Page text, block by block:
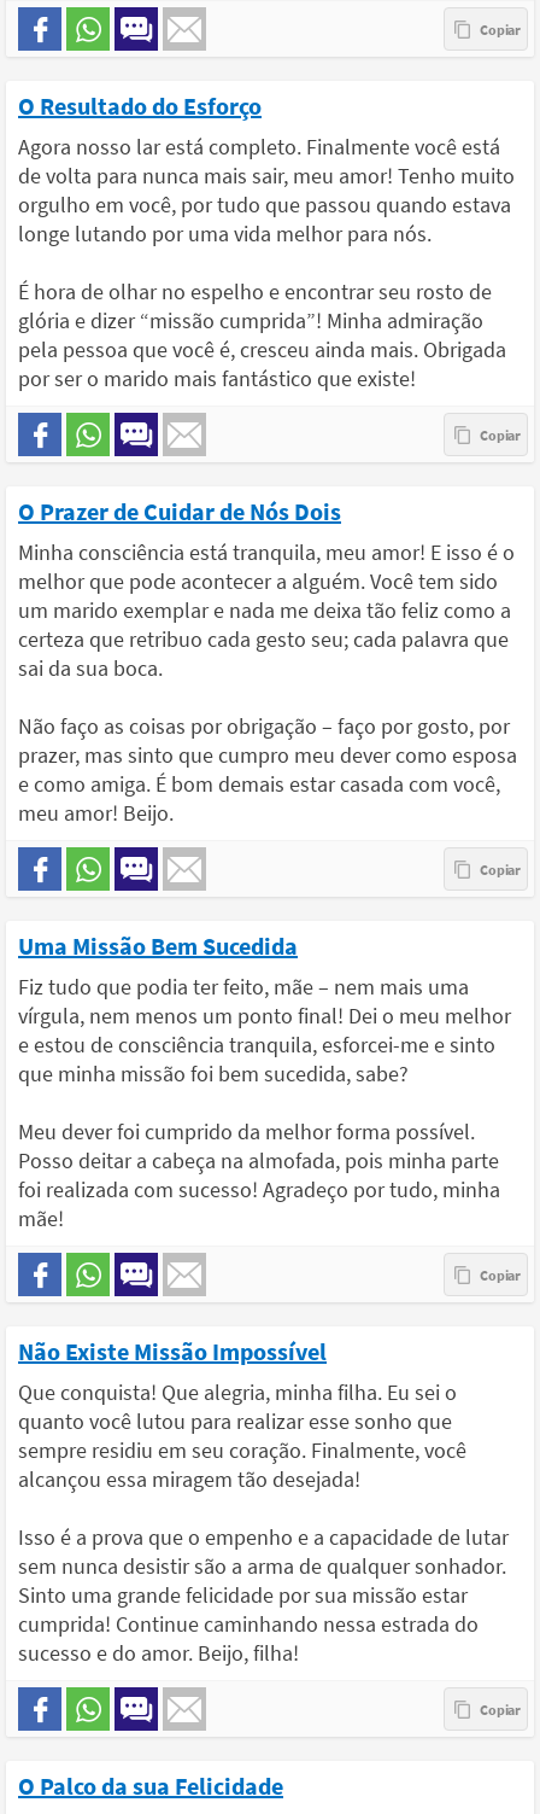
O Resultado do Esforço
Agora nosso lar está completo. Finalmente você está
de volta para nunca mais sair, meu amor! Tenho muito
orgulho em você, por tudo que passou quando estava
longe lutando por uma vida melhor para nós.
É hora de olhar no espelho e encontrar seu rosto de
glória e dizer “missão cumprida”! Minha admiração
pela pessoa que você é, cresceu ainda mais. Obrigada
por ser o marido mais fantástico que existe!
O Prazer de Cuidar de Nós Dois
Minha consciência está tranquila, meu amor! E isso é o
melhor que pode acontecer a alguém. Você tem sido
um marido exemplar e nada me deixa tão feliz como a
certeza que retribuo cada gesto seu; cada palavra que
sai da sua boca.
Não faço as coisas por obrigação – faço por gosto, por
prazer, mas sinto que cumpro meu dever como esposa
e como amiga. É bom demais estar casada com você,
meu amor! Beijo.
Uma Missão Bem Sucedida
Fiz tudo que podia ter feito, mãe – nem mais uma
vírgula, nem menos um ponto final! Dei o meu melhor
e estou de consciência tranquila, esforcei-me e sinto
que minha missão foi bem sucedida, sabe?
Meu dever foi cumprido da melhor forma possível.
Posso deitar a cabeça na almofada, pois minha parte
foi realizada com sucesso! Agradeço por tudo, minha
mãe!
Não Existe Missão Impossível
Que conquista! Que alegria, minha filha. Eu sei o
quanto você lutou para realizar esse sonho que
sempre residiu em seu coração. Finalmente, você
alcançou essa miragem tão desejada!
Isso é a prova que o empenho e a capacidade de lutar
sem nunca desistir são a arma de qualquer sonhador.
Sinto uma grande felicidade por sua missão estar
cumprida! Continue caminhando nessa estrada do
sucesso e do amor. Beijo, filha!
O Palco da sua Felicidade